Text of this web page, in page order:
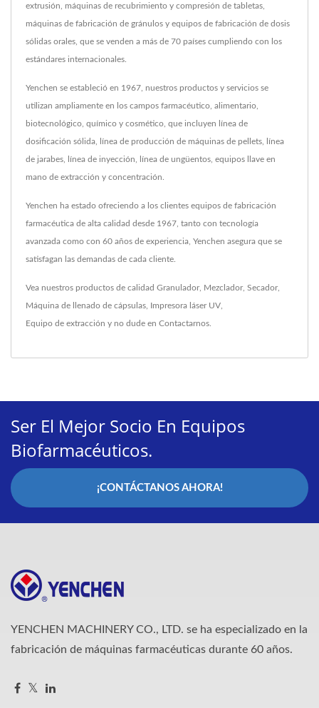
extrusión, máquinas de recubrimiento y compresión de tabletas,
máquinas de fabricación de gránulos y equipos de fabricación de dosis
sólidas orales, que se venden a más de 70 países cumpliendo con los
estándares internacionales.
Yenchen se estableció en 1967, nuestros productos y servicios se
utilizan ampliamente en los campos farmacéutico, alimentario,
biotecnológico, químico y cosmético, que incluyen línea de
dosificación sólida, línea de producción de máquinas de pellets, línea
de jarabes, línea de inyección, línea de ungüentos, equipos llave en
mano de extracción y concentración.
Yenchen ha estado ofreciendo a los clientes equipos de fabricación
farmacéutica de alta calidad desde 1967, tanto con tecnología
avanzada como con 60 años de experiencia, Yenchen asegura que se
satisfagan las demandas de cada cliente.
Vea nuestros productos de calidad Granulador, Mezclador, Secador,
Máquina de llenado de cápsulas Impresora láser UV
Equipo de extracción y no dude en Contactarnos
Ser El Mejor Socio En Equipos
Biofarmacéuticos.
¡CONTÁCTANOS AHORA!
YENCHEN MACHINERY CO., LTD. se ha especializado en la
fabricación de máquinas farmacéuticas durante 60 años.